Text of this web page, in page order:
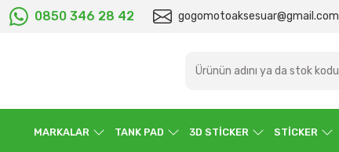
0850 346 28 42 gogomotoaksesuar@gmail.com
MARKALAR TANK PAD 3D STİCKER STİCKER